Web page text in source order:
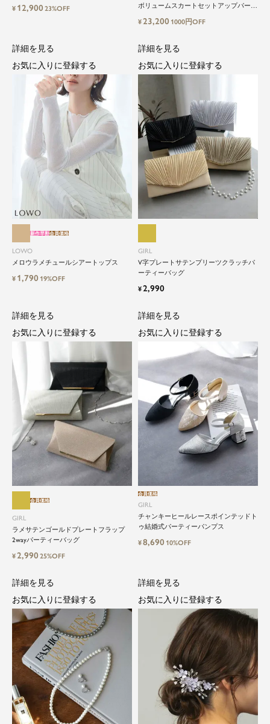
特別な日だけではもったいない...もっ
と気軽に自由にドレスを楽しみたい
ドレスは女性にとって永遠のファッションアイテ
ム。クローゼットに一着は用意しておきたいもの
の一つ。
ョンアイテムの中でも特別なものです。
特別な日だけではもったいない もっと気軽にもっ
と自由にドレスを楽しみたい...
そんな気持ちを叶えたい。それが、ドレスブラン
ドガールです。
close
ング結婚式ワンピース
¥ 12,90023%OFF
ボリュームスカートセットアップパーテ
¥23,200 1000円OFF
LOWO
メロウラメチュールシアートップス
新作早割会員価格
¥ 1,790 19%OFF
詳細を見る
お気に入りに登録する
GIRL
V字プレートサテンプリーツクラッチパ
ーティーバッグ
¥2,990
詳細を見る
お気に入りに登録する
GIRL
ラメサテンゴールドプレートフラップ
2wayパーティーバッグ
会員価格
¥2,99025%OFF
詳細を見る
お気に入りに登録する
GIRL
チャンキーヒールレースポインテッドト
ゥ結婚式パーティーパンプス
会員価格
¥8,690 10%OFF
詳細を見る
お気に入りに登録する
詳細を見る
お気に入りに登録する
詳細を見る
お気に入りに登録する